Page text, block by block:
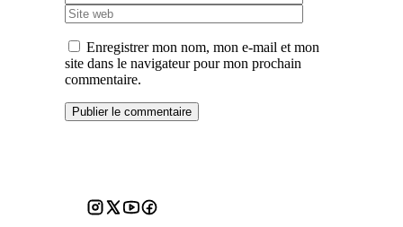
web
Enregistrer mon nom, mon e-mail et mon
site dans le navigateur pour mon prochain
commentaire.